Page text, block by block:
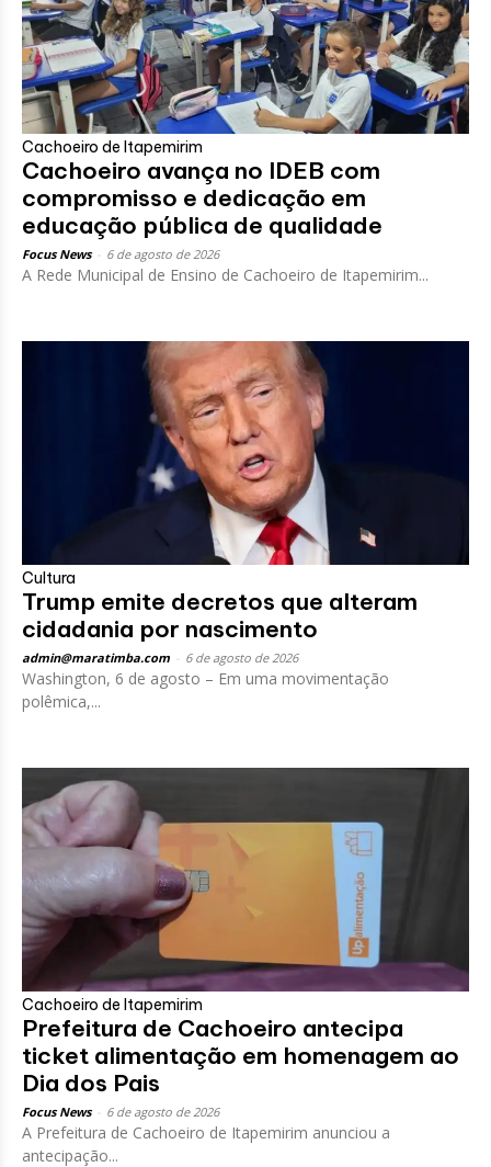
Cachoeiro de Itapemirim
Cachoeiro avança no IDEB com
compromisso e dedicação em
educação pública de qualidade
Focus News 6 de agosto de 2026
A Rede Municipal de Ensino de Cachoeiro de Itapemirim...
Cultura
Trump emite decretos que alteram
cidadania por nascimento
admin@maratimba.com 6 de agosto de 2026
Washington, 6 de agosto – Em uma movimentação
polêmica,...
Cachoeiro de Itapemirim
Prefeitura de Cachoeiro antecipa
ticket alimentação em homenagem ao
Dia dos Pais
Focus News 6 de agosto de 2026
A Prefeitura de Cachoeiro de Itapemirim anunciou a
antecipação...